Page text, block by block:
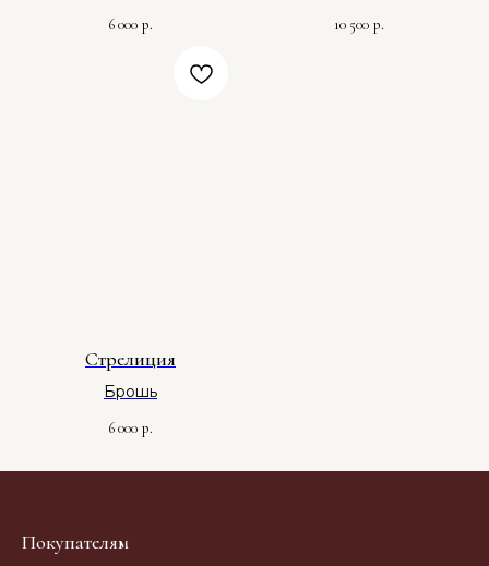
6 000 р. 10 500 р.
Стрелиция
Брошь
6 000 р.
Покупателям